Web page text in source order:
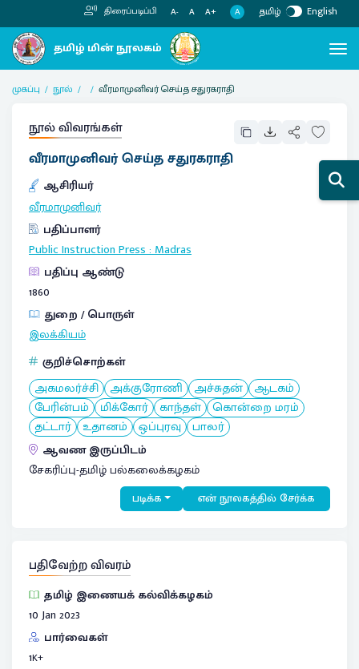
திரைப்படிப்பி A- A A+ A தமிழ் English
முகப்பு நூல் வீரமாமுனிவர் செய்த சதுரகராதி
நூல் விவரங்கள்
வீரமாமுனிவர் செய்த சதுரகராதி
ஆசிரியர்
வீரமாமுனிவர்
பதிப்பாளர்
Public Instruction Press:Madras
பதிப்பு ஆண்டு
1860
துறை / பொருள்
இலக்கியம்
குறிச்சொற்கள்
அகமலர்ச்சி அக்குரோணி அச்சுதன் ஆடகம்
பேரின்பம்
மிக்கோர் காந்தள் கொன்றை மரம்
தட்டார் உதானம் ஒப்புரவு பாலர்
ஆவண இருப்பிடம்
சேகரிப்பு-தமிழ் பல்கலைக்கழகம்
படிக்க என் நூலகத்தில் சேர்க்க
பதிவேற்ற விவரம்
தமிழ் இணையக் கல்விக்கழகம்
10 Jan 2023
பார்வைகள்
1K+